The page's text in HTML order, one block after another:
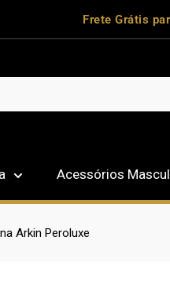
Frete Grátis
Acessórios
Arkin Peroluxe